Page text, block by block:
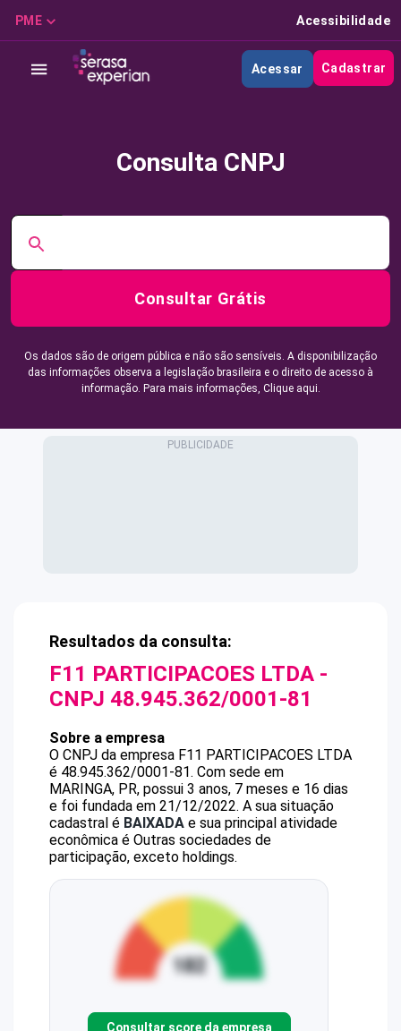
PME Acessibilidade
Acessar Cadastrar
Consulta CNPJ
Consultar Grátis
Os dados são de origem pública e não são sensíveis. A disponibilização
das informações observa a legislação brasileira e o direito de acesso à
informação. Para mais informações, Clique aqui.
Resultados da consulta:
F11 PARTICIPACOES LTDA -
CNPJ 48.945.362/0001-81
Sobre a empresa
O CNPJ da empresa F11 PARTICIPACOES LTDA
é 48.945.362/0001-81. Com sede em
MARINGA, PR, possui 3 anos, 7 meses e 16 dias
e foi fundada em 21/12/2022. A sua situação
cadastral é BAIXADA e sua principal atividade
econômica é Outras sociedades de
participação, exceto holdings.
Consultar score da empresa